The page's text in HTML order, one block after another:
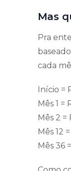
Mas
Pra
cada
Início =
Mês 1 =
Mês 2 =
Mês 12
Mês 36